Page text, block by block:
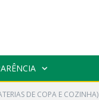
DE COPA E COZINHA)